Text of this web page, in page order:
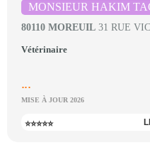
MONSIEUR HAKIM
80110 MOREUIL 31 RUE
Vétérinaire
...
MISE À JOUR 2026
⭐⭐⭐⭐⭐